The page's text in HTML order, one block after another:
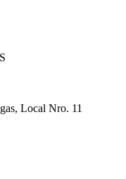
Local Nro. 11